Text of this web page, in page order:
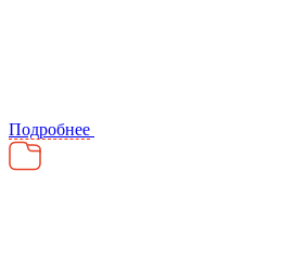
Подробнее